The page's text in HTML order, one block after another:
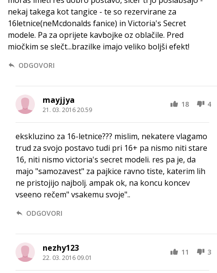
nekaj takega kot tangice - te so rezervirane za
16letnice(neMcdonalds fanice) in Victoria's Secret
modele. Pa za oprijete kavbojke oz oblačile. Pred
miočkim se slečt...brazilke imajo veliko boljši efekt!
ODGOVORI
mayjjya
21. 03. 2016 20.59
18 4
ekskluzino za 16-letnice??? mislim, nekatere vlagamo
trud za svojo postavo tudi pri 16+ pa nismo niti stare
16, niti nismo victoria's secret modeli. res pa je, da
majo "samozavest" za pajkice ravno tiste, katerim lih
ne pristojijo najbolj. ampak ok, na koncu koncev
vseeno rečem" vsakemu svoje"..
ODGOVORI
nezhy123
22. 03. 2016 09.01
11 3